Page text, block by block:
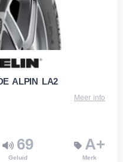
ALPIN LA2
Meer info
69
Geluid
A+
Merk